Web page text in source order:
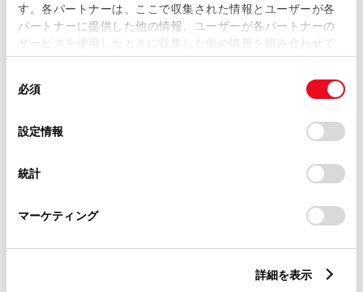
す。各パートナーは、ここで収集された情報とユーザーが各
パートナーに提供した他の情報、ユーザーが各パートナーの
サービスを使用したときに収集した他の情報を組み合わせて
使用することがあります。当ウェブサイトの使用を続行する
デバイスにすべてのCookie(クッキー)が保存されることに同
意したことになります。Cookie(クッキー)のオプトアウト、
設定の変更、同意を撤回したりするにあたっては、当社の
「Cookie（クッキー）情報の取り扱いについて
」をご覧くだ
必須
設定情報
統計
マーケティング
詳細を表示
建物名
必須 ご希望の連絡方法
Eメール